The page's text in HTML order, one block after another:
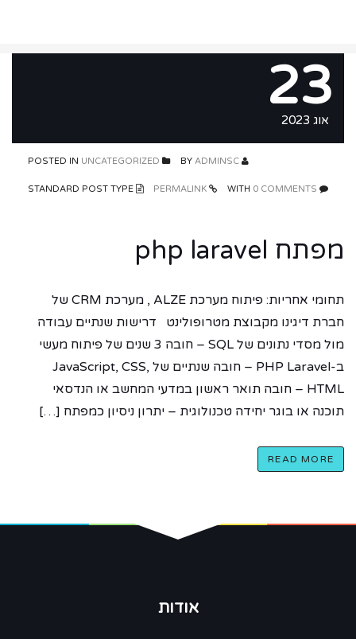
23
אוג 2023
ADMINSC
UNCATEGORIZED
0 COMMENTS
מפתח php laravel
תחומי אחריות: פיתוח מערכת ALZE , מערכת CRM של
חברת דיגינו מקבוצת מטרופולינט דרישות שנתיים עבודה
מול מסדי נתונים של SQL – חובה 3 שנים של פיתוח מעשי
ב-PHP Laravel – חובה שנתיים של JavaScript, CSS,
HTML – חובה תואר ראשון במדעי המחשב או הנדסאי
תוכנה או בוגר יחידה טכנולוגית – יתרון ניסיון כמפתח […]
READ MORE
אודות